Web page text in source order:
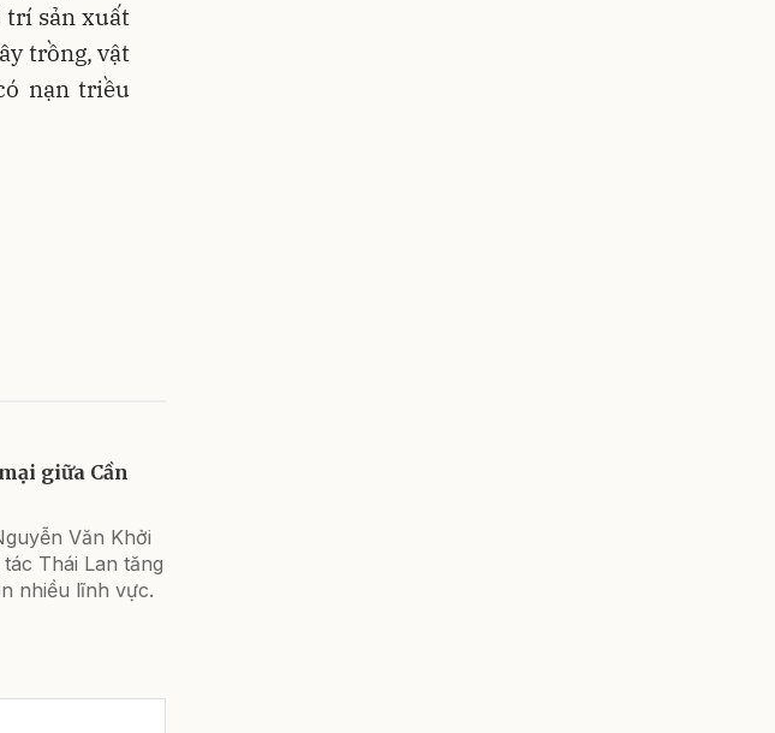
trí sản xuất
trồng, vật
nạn triều
giữa Cần
Văn Khởi
Thái Lan tăng
nhiều lĩnh vực.